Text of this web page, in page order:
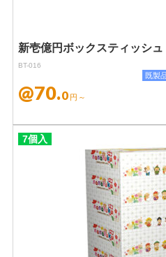
新壱億円ボックスティッシ
BT-016
既製
@70.0 円～
7個入